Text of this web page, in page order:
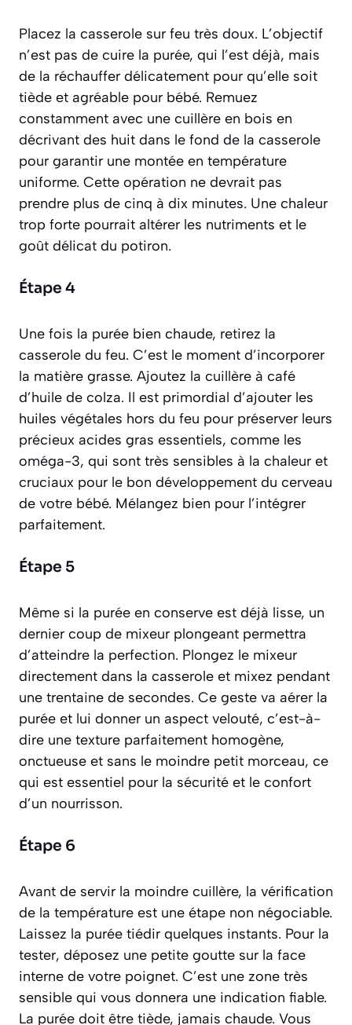
Placez la casserole sur feu très doux. L’objectif
n’est pas de cuire la purée, qui l’est déjà, mais
de la réchauffer délicatement pour qu’elle soit
tiède et agréable pour bébé. Remuez
constamment avec une cuillère en bois en
décrivant des huit dans le fond de la casserole
pour garantir une montée en température
uniforme. Cette opération ne devrait pas
prendre plus de cinq à dix minutes. Une chaleur
trop forte pourrait altérer les nutriments et le
goût délicat du potiron.
Étape 4
Une fois la purée bien chaude, retirez la
casserole du feu. C’est le moment d’incorporer
la matière grasse. Ajoutez la cuillère à café
d’huile de colza. Il est primordial d’ajouter les
huiles végétales hors du feu pour préserver leurs
précieux acides gras essentiels, comme les
oméga-3, qui sont très sensibles à la chaleur et
cruciaux pour le bon développement du cerveau
de votre bébé. Mélangez bien pour l’intégrer
parfaitement.
Étape 5
Même si la purée en conserve est déjà lisse, un
dernier coup de mixeur plongeant permettra
d’atteindre la perfection. Plongez le mixeur
directement dans la casserole et mixez pendant
une trentaine de secondes. Ce geste va aérer la
purée et lui donner un aspect velouté, c’est-à-
dire une texture parfaitement homogène,
onctueuse et sans le moindre petit morceau, ce
qui est essentiel pour la sécurité et le confort
d’un nourrisson.
Étape 6
Avant de servir la moindre cuillère, la vérification
de la température est une étape non négociable.
Laissez la purée tiédir quelques instants. Pour la
tester, déposez une petite goutte sur la face
interne de votre poignet. C’est une zone très
sensible qui vous donnera une indication fiable.
La purée doit être tiède, jamais chaude. Vous